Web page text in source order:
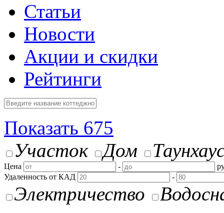
Статьи
Новости
Акции и скидки
Рейтинги
Показать 675
Участок
Дом
Цена -
Удаленность от КАД
-
Электричество